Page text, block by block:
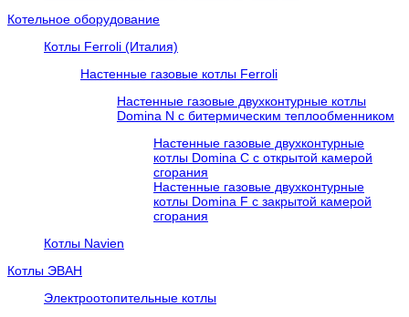
Котельное оборудование
Котлы Ferroli (Италия)
Настенные газовые котлы Ferroli
Настенные газовые двухконтурные котлы
Domina N с битермическим теплообменником
Настенные газовые двухконтурные
котлы Domina C с открытой камерой
сгорания
Настенные газовые двухконтурные
котлы Domina F с закрытой камерой
сгорания
Котлы Navien
Котлы ЭВАН
Электроотопительные котлы